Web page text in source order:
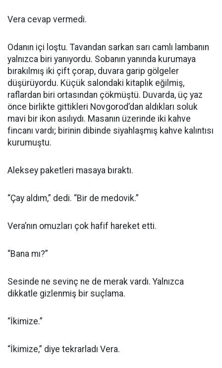
Vera cevap vermedi.
Odanın içi loştu. Tavandan sarkan sarı camlı lambanın
yalnızca biri yanıyordu. Sobanın yanında kurumaya
bırakılmış iki çift çorap, duvara garip gölgeler
düşürüyordu. Küçük salondaki kitaplık eğilmiş,
raflardan biri ortasından çökmüştü. Duvarda, üç yaz
önce birlikte gittikleri Novgorod’dan aldıkları soluk
mavi bir ikon asılıydı. Masanın üzerinde iki kahve
fincanı vardı; birinin dibinde siyahlaşmış kahve kalıntısı
kurumuştu.
Aleksey paketleri masaya bıraktı.
“Çay aldım,” dedi. “Bir de medovik.”
Vera’nın omuzları çok hafif hareket etti.
“Bana mı?”
Sesinde ne sevinç ne de merak vardı. Yalnızca
dikkatle gizlenmiş bir suçlama.
“İkimize.”
“İkimize,” diye tekrarladı Vera.